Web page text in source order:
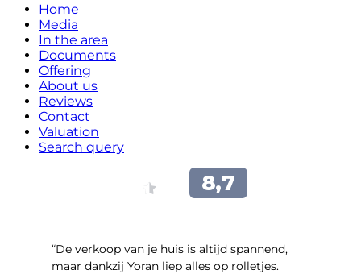
Home
Media
In the area
Documents
Offering
About us
Reviews
Contact
Valuation
Search query
“​De verkoop van je huis is altijd spannend,
maar dankzij Yoran liep alles op rolletjes.